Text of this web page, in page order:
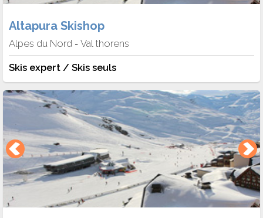
Altapura Skishop
Alpes du Nord - Val thorens
Skis expert / Skis seuls